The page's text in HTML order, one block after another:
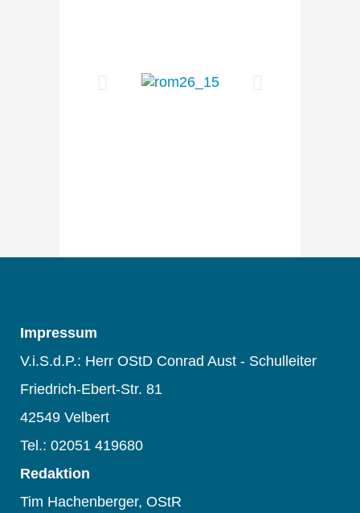
Impressum
V.i.S.d.P.: Herr OStD Conrad Aust - Schulleiter
Friedrich-Ebert-Str. 81
42549 Velbert
Tel.: 02051 419680
Redaktion
Tim Hachenberger, OStR